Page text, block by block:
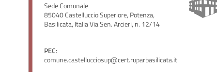
Sede Comunale
85040 Castelluccio Superiore, Potenza,
Basilicata, Italia Via Sen. Arcieri, n. 12/14
PEC:
comune.castellucciosup@cert.ruparbasilicata.it